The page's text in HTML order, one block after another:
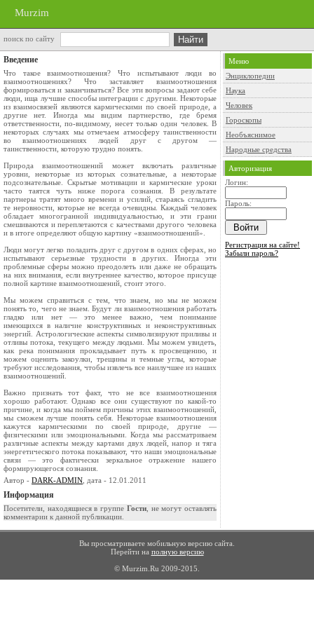
Murzim
поиск по сайту
Введение
Что такое взаимоотношения? Что испытывают люди во
взаимоотношениях? Что заставляет взаимоотношения
формироваться и заканчиваться? Все эти вопросы задают себе
люди, ища лучшие способы интеграции с другими. Некоторые
из взаимосвязей являются кармическими по своей природе, а
другие нет. Иногда мы видим партнерство, где бремя
ответственности, по-видимому, несет только один человек. В
некоторых случаях мы отмечаем атмосферу таинственности
во взаимоотношениях людей друг с другом —
таинственности, которую трудно понять.
Природа взаимоотношений может включать различные
уровни, некоторые из которых сознательные, а некоторые
подсознательные. Скрытые мотивации и кармические уроки
часто таятся чуть ниже порога сознания. В результате
партнеры тратят много времени и усилий, стараясь сгладить
те неровности, которые не всегда очевидны. Каждый человек
обладает многогранной индивидуальностью, и эти грани
смешиваются и переплетаются с качествами другого человека
и в итоге определяют общую картину «взаимоотношений».
Люди могут легко поладить друг с другом в одних сферах, но
испытывают серьезные трудности в других. Иногда эти
проблемные сферы можно преодолеть или даже не обращать
на них внимания, если внутреннее качество, которое присуще
полной картине взаимоотношений, стоит этого.
Мы можем справиться с тем, что знаем, но мы не можем
понять то, чего не знаем. Будут ли взаимоотношения работать
гладко или нет — это менее важно, чем понимание
имеющихся в наличие конструктивных и неконструктивных
энергий. Астрологические аспекты символизируют приливы и
отливы потока, текущего между людьми. Мы можем увидеть,
как река понимания прокладывает путь к просвещению, и
можем оценить закоулки, трещины и темные углы, которые
требуют исследования, чтобы извлечь все наилучшее из наших
взаимоотношений.
Важно признать тот факт, что не все взаимоотношения
хорошо работают. Однако все они существуют по какой-то
причине, и когда мы поймем причины этих взаимоотношений,
мы сможем лучше понять себя. Некоторые взаимоотношения
кажутся кармическими по своей природе, другие —
физическими или эмоциональными. Когда мы рассматриваем
различные аспекты между картами двух людей, напор и тяга
энергетического потока показывают, что наши эмоциональные
связи — это фактически зеркальное отражение нашего
формирующегося сознания.
Автор - DARK-ADMIN , дата - 12.01.2011
Информация
Посетители, находящиеся в группе Гости, не могут оставлять
комментарии к данной публикации.
Меню
Энциклопедии
Наука
Человек
Гороскопы
Необъяснимое
Народные средства
Авторизация
Логин:
Пароль:
Регистрация на сайте!
Забыли пароль?
Вы просматриваете мобильную версию сайта.
Перейти на полную версию
© Murzim.Ru 2009-2015.